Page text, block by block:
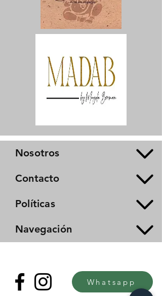
Nosotros
Contacto
Políticas
Navegación
Whatsapp